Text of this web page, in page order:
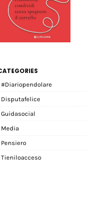
#diariopendolare
Disputafelice
Guidasocial
Media
Pensiero
Tieniloacceso